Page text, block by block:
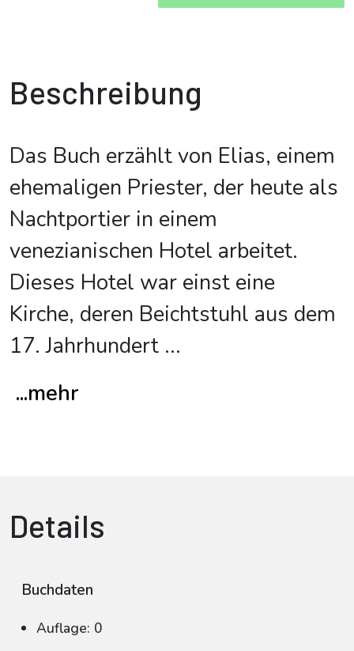
Beschreibung
Das Buch erzählt von Elias, einem
ehemaligen Priester, der heute als
Nachtportier in einem
venezianischen Hotel arbeitet.
Dieses Hotel war einst eine
Kirche, deren Beichtstuhl aus dem
17. Jahrhundert ...
...mehr
Details
Buchdaten
Auflage: 0